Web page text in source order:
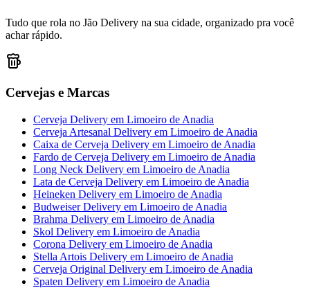
Tudo que rola no Jão Delivery na sua cidade, organizado pra você
achar rápido.
Cervejas e Marcas
Cerveja Delivery em Limoeiro de Anadia
Cerveja Artesanal Delivery em Limoeiro de Anadia
Caixa de Cerveja Delivery em Limoeiro de Anadia
Fardo de Cerveja Delivery em Limoeiro de Anadia
Long Neck Delivery em Limoeiro de Anadia
Lata de Cerveja Delivery em Limoeiro de Anadia
Heineken Delivery em Limoeiro de Anadia
Budweiser Delivery em Limoeiro de Anadia
Brahma Delivery em Limoeiro de Anadia
Skol Delivery em Limoeiro de Anadia
Corona Delivery em Limoeiro de Anadia
Stella Artois Delivery em Limoeiro de Anadia
Cerveja Original Delivery em Limoeiro de Anadia
Spaten Delivery em Limoeiro de Anadia